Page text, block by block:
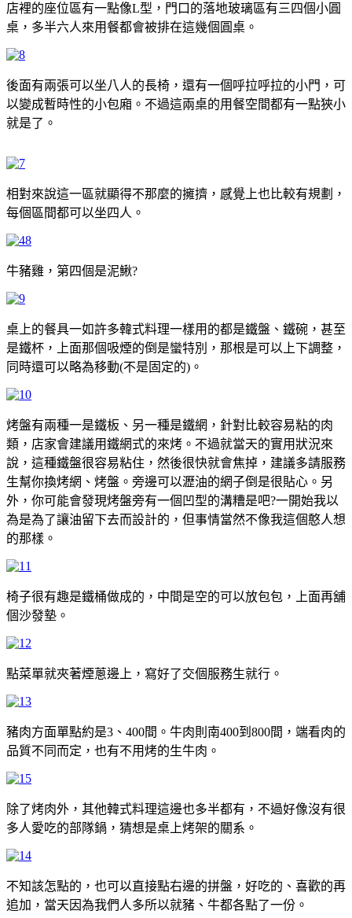
店裡的座位區有一點像L型，門口的落地玻璃區有三四個小圓
桌，多半六人來用餐都會被排在這幾個圓桌。
後面有兩張可以坐八人的長椅，還有一個呼拉呼拉的小門，可
以變成暫時性的小包廂。不過這兩桌的用餐空間都有一點狹小
就是了。
相對來說這一區就顯得不那麼的擁擠，感覺上也比較有規劃，
每個區間都可以坐四人。
牛豬雞，第四個是泥鰍?
桌上的餐具一如許多韓式料理一樣用的都是鐵盤、鐵碗，甚至
是鐵杯，上面那個吸煙的倒是蠻特別，那根是可以上下調整，
同時還可以略為移動(不是固定的)。
烤盤有兩種一是鐵板、另一種是鐵網，針對比較容易粘的肉
類，店家會建議用鐵網式的來烤。不過就當天的實用狀況來
說，這種鐵盤很容易粘住，然後很快就會焦掉，建議多請服務
生幫你換烤網、烤盤。旁邊可以瀝油的網子倒是很貼心。另
外，你可能會發現烤盤旁有一個凹型的溝糟是吧?一開始我以
為是為了讓油留下去而設計的，但事情當然不像我這個憨人想
的那樣。
椅子很有趣是鐵桶做成的，中間是空的可以放包包，上面再舖
個沙發墊。
點菜單就夾著煙蔥邊上，寫好了交個服務生就行。
豬肉方面單點約是3、400間。牛肉則南400到800間，端看肉的
品質不同而定，也有不用烤的生牛肉。
除了烤肉外，其他韓式料理這邊也多半都有，不過好像沒有很
多人愛吃的部隊鍋，猜想是桌上烤架的關系。
不知該怎點的，也可以直接點右邊的拼盤，好吃的、喜歡的再
追加，當天因為我們人多所以就豬、牛都各點了一份。